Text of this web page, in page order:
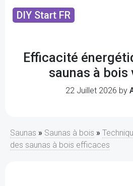
DIY Start FR
Efficacité
saunas à bois
22 Juillet 2026 by
Saunas » Saunas à bois »
des saunas à bois efficaces